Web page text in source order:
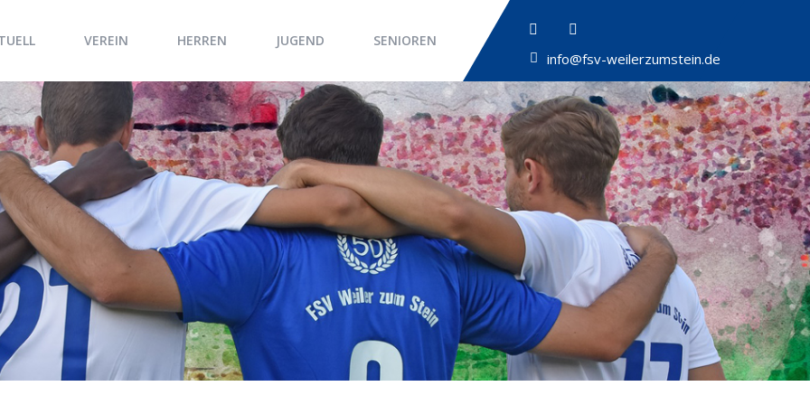
info@fsv-weilerzumstein.de
VEREIN HERREN JUGEND SENIOREN